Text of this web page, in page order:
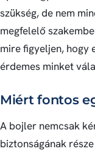
szükség, de nem
megfelelő
mire figyeljen, hogy
érdemes minket
Miért fontos
A bojler nemcsak
biztonságának